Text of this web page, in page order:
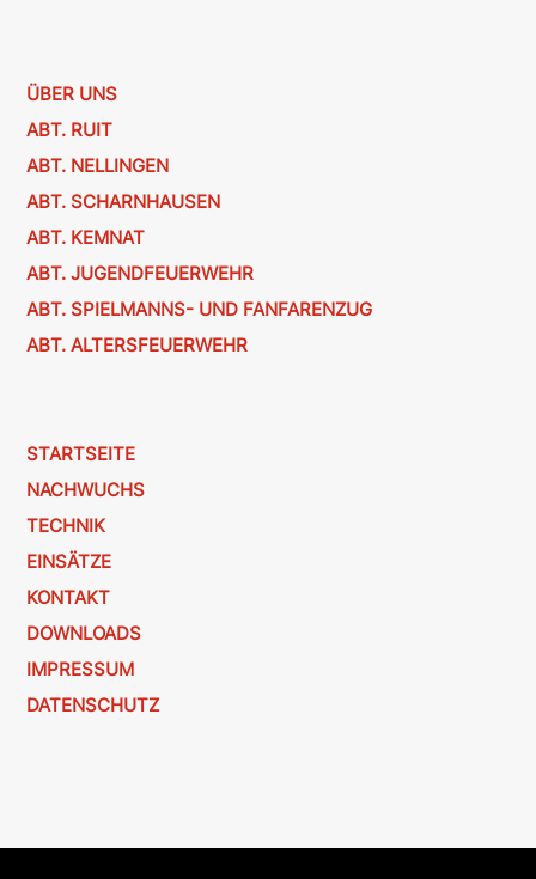
ÜBER UNS
ABT. RUIT
ABT. NELLINGEN
ABT. SCHARNHAUSEN
ABT. KEMNAT
ABT. JUGENDFEUERWEHR
ABT. SPIELMANNS- UND FANFARENZUG
ABT. ALTERSFEUERWEHR
STARTSEITE
NACHWUCHS
TECHNIK
EINSÄTZE
KONTAKT
DOWNLOADS
IMPRESSUM
DATENSCHUTZ